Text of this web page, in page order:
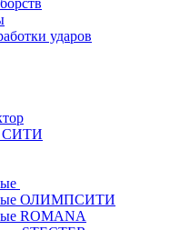
ударов
СИТИ
ОЛИМПСИТИ
ROMANA